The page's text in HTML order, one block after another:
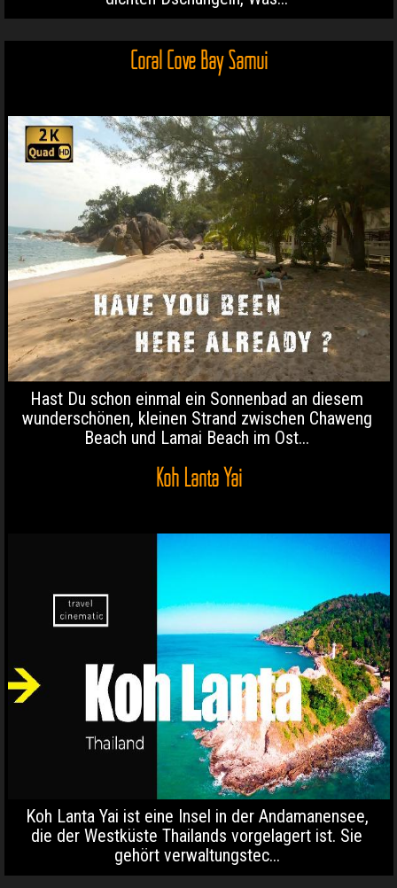
Coral Cove Bay Samui
Hast Du schon einmal ein Sonnenbad an diesem
wunderschönen, kleinen Strand zwischen Chaweng
Beach und Lamai Beach im Ost...
Koh Lanta Yai
Koh Lanta Yai ist eine Insel in der Andamanensee,
die der Westküste Thailands vorgelagert ist. Sie
gehört verwaltungstec...